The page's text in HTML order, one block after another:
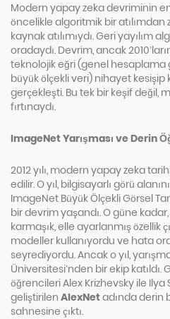
Modern yapay zeka devriminin
öncelikle algoritmik bir atılımdan
kaynak atılımıydı. Geri yayılım
oradaydı. Devrim, ancak
teknolojik eğri (genel hesaplama
büyük ölçekli veri) nihayet kesişip
gerçekleşti. Bu tek bir keşif değil,
fırtınaydı.
ImageNet Yarışması ve Derin
2012 yılı, modern yapay zeka
edilir. O yıl, bilgisayarlı görü
ImageNet Büyük Ölçekli Görsel
bir devrim yaşandı. O güne
karmaşık, elle ayarlanmış özellik
modeller kullanıyordu ve hata
seyrediyordu. Ancak o yıl,
Üniversitesi’nden bir ekip
öğrencileri Alex Krizhevsky ile
geliştirilen AlexNetadında derin
sahnesine çıktı.